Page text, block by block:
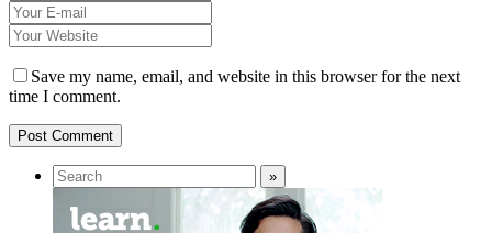
Save my name, email, and website in this browser for the next
time I comment.